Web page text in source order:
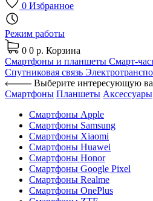
0 Избранное
Режим работы
0 0 р. Корзина
Смартфоны и планшеты Смарт-
Спутниковая связь
Выберите интересующую
Смартфоны Планшеты Аксессуары
Смартфоны Apple
Смартфоны Samsung
Смартфоны Xiaomi
Смартфоны Huawei
Смартфоны Honor
Смартфоны Google Pixel
Смартфоны Realme
Смартфоны OnePlus